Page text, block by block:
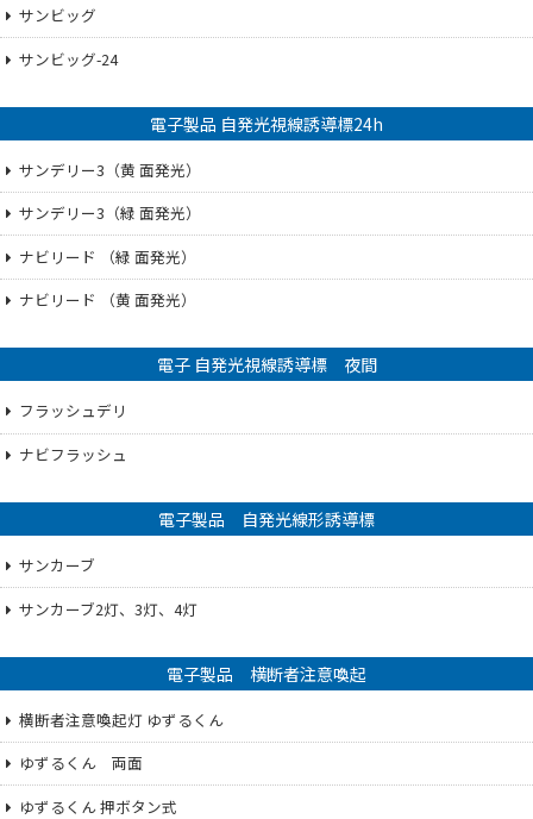
サンビッグ
サンビッグ-24
電子製品 自発光視線誘導標24h
サンデリー3（黄 面発光）
サンデリー3（緑 面発光）
ナビリード （緑 面発光）
ナビリード （黄 面発光）
電子 自発光視線誘導標 夜間
フラッシュデリ
ナビフラッシュ
電子製品 自発光線形誘導標
サンカーブ
サンカーブ2灯、3灯、4灯
電子製品 横断者注意喚起
横断者注意喚起灯 ゆずるくん
ゆずるくん 両面
ゆずるくん 押ボタン式